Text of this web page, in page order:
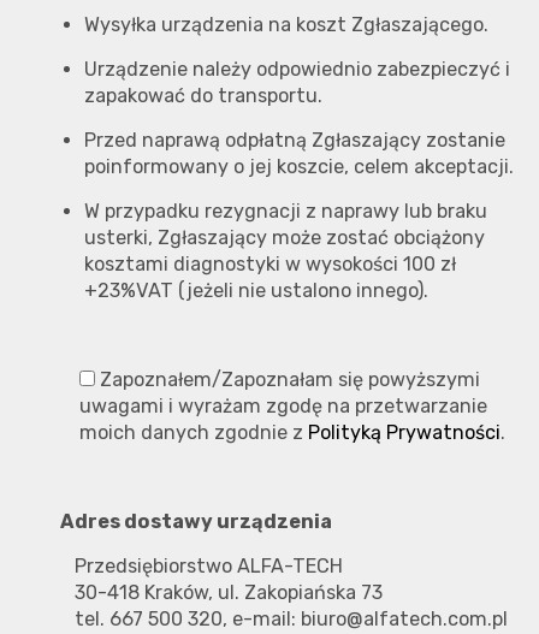
Wysyłka urządzenia na koszt Zgłaszającego.
Urządzenie należy odpowiednio zabezpieczyć i
zapakować do transportu.
Przed naprawą odpłatną Zgłaszający zostanie
poinformowany o jej koszcie, celem akceptacji.
W przypadku rezygnacji z naprawy lub braku
usterki, Zgłaszający może zostać obciążony
kosztami diagnostyki w wysokości 100 zł
+23%VAT (jeżeli nie ustalono innego).
Zapoznałem/Zapoznałam się powyższymi
uwagami i wyrażam zgodę na przetwarzanie
moich danych zgodnie z Polityką Prywatności.
Adres dostawy urządzenia
Przedsiębiorstwo ALFA-TECH
30-418 Kraków, ul. Zakopiańska 73
tel. 667 500 320, e-mail: biuro@alfatech.com.pl